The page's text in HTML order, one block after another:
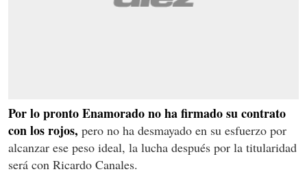
Por lo pronto Enamorado no ha firmado su contrato
con los rojos, pero no ha desmayado en su esfuerzo por
alcanzar ese peso ideal, la lucha después por la titularidad
será con Ricardo Canales.